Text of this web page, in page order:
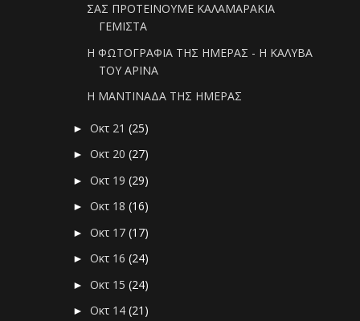
ΣΑΣ ΠΡΟΤΕΙΝΟΥΜΕ ΚΑΛΑΜΑΡΑΚΙΑ
ΓΕΜΙΣΤΑ
Η ΦΩΤΟΓΡΑΦΙΑ ΤΗΣ ΗΜΕΡΑΣ - Η ΚΑΛΥΒΑ
ΤΟΥ ΑΡΙΝΑ
Η ΜΑΝΤΙΝΑΔΑ ΤΗΣ ΗΜΕΡΑΣ
►Οκτ 21(25)
►Οκτ 20(27)
►Οκτ 19(29)
►Οκτ 18(16)
►Οκτ 17(17)
►Οκτ 16(24)
►Οκτ 15(24)
►Οκτ 14(21)